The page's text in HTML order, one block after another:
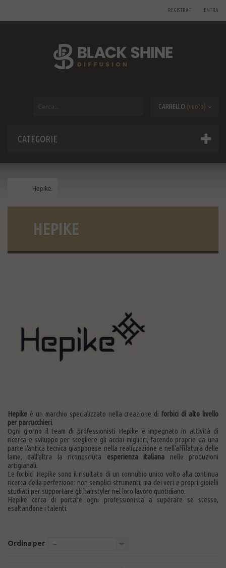
ENTRA
REGISTRATI
CARRELLO (vuoto)
CATEGORIE
Hepike
HEPIKE
Hepike è un marchio specializzato nella creazione di forbici di alto livello
per parrucchieri.
Ogni giorno il team di professionisti Hepike è impegnato in attività di
ricerca e sviluppo per scegliere gli acciai migliori, facendo proprie da una
parte l'antica tecnica giapponese nella realizzazione e nell'affilatura delle
lame, dall'altra la riconosciuta esperienza italiana nelle produzioni
artigianali.
Le forbici Hepike sono il risultato di un connubio unico volto alla continua
ricerca della perfezione: non semplici strumenti, ma dei veri e propri gioielli
studiati per supportare gli hairstyler nel loro lavoro quotidiano.
Hepike cerca di portare ogni professionista a superare se stesso,
esaltandone i talenti.
Ordina per --